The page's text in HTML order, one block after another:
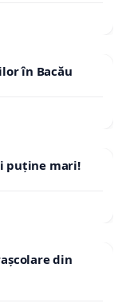
în Bacău
puține mari!
din